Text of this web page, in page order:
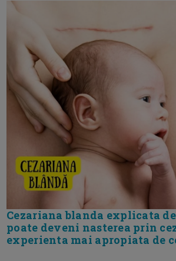
Cezariana blanda explicata
poate deveni nasterea prin
experienta mai apropiata de